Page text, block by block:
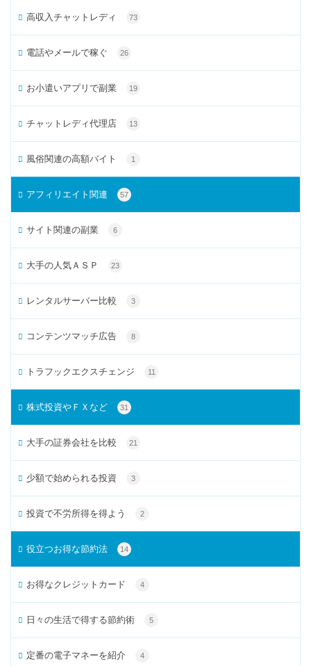
高収入チャットレディ 73
電話やメールで稼ぐ 26
お小遣いアプリで副業 19
チャットレディ代理店 13
風俗関連の高額バイト 1
アフィリエイト関連 57
サイト関連の副業 6
大手の人気ＡＳＰ 23
レンタルサーバー比較 3
コンテンツマッチ広告 8
トラフックエクスチェンジ 11
株式投資やＦＸなど 31
大手の証券会社を比較 21
少額で始められる投資 3
投資で不労所得を得よう 2
役立つお得な節約法 14
お得なクレジットカード 4
日々の生活で得する節約術 5
定番の電子マネーを紹介 4